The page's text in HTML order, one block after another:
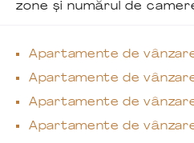
zone și numărul de
Apartamente de
Apartamente de
Apartamente de
Apartamente de